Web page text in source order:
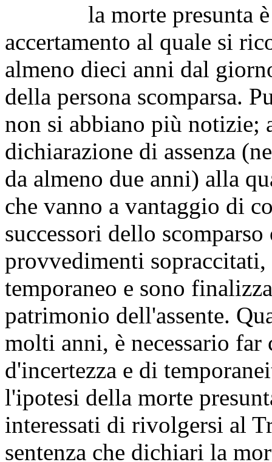
la morte presunta è
accertamento al quale si
almeno dieci anni dal
della persona scomparsa.
non si abbiano più notizie;
dichiarazione di assenza
da almeno due anni) alla
che vanno a vantaggio di
successori dello
provvedimenti sopraccitati,
temporaneo e sono
patrimonio dell'assente.
molti anni, è necessario far
d'incertezza e di
l'ipotesi della morte
interessati di rivolgersi al
sentenza che dichiari la